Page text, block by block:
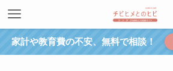
家計や教育費の不安、無料で相談！